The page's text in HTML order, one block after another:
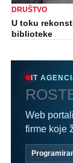
DRUŠTVO
U toku
biblioteke
IT
Web
firme koje